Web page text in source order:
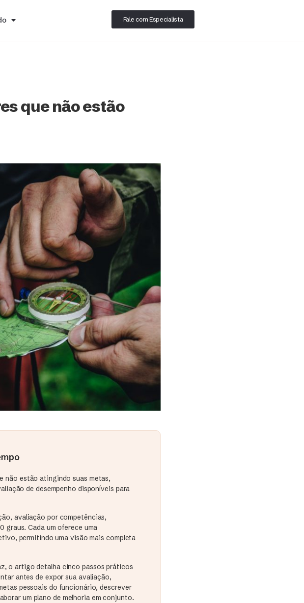
Fale com Especialista
que não estão
não estão atingindo suas metas,
de desempenho disponíveis para
avaliação por competências,
graus. Cada um oferece uma
permitindo uma visão mais completa
o artigo detalha cinco passos práticos
antes de expor sua avaliação,
pessoais do funcionário, descrever
um plano de melhoria em conjunto.